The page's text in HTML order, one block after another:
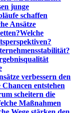
junge
schaffen
Ansätze
Welche
verbessern den
Chancen entstehen
scheitern die
Maßnahmen